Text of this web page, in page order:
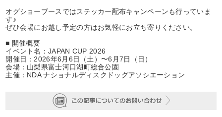
オグショーブースではステッカー配布キャンペーンも行っていま
す♪
ぜひ会場にお越し予定の方はお気軽にお立ち寄りください。
■ 開催概要
イベント名：JAPAN CUP 2026
開催日：2026年6月6日（土）〜6月7日（日）
会場：山梨県富士河口湖町総合公園
主催：NDA ナショナルディスクドッグアソシエーション